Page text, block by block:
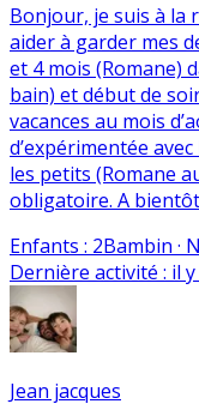
Bonjour, je suis à la
aider à garder mes
et 4 mois (Romane)
bain) et début de
vacances au mois
d’expérimentée
les petits (Romane
obligatoire. A
Enfants : 2Bambin ·
Dernière activité : il
Jean jacques